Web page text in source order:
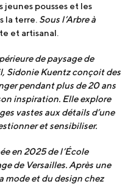
pousses et les
la terre. Sous l’Arbre à
et artisanal.
de paysage de
Sidonie Kuentz conçoit des
pendant plus de 20 ans
inspiration. Elle explore
vastes aux détails d’une
et sensibiliser.
en 2025 de l’École
de Versailles. Après une
mode et du design chez